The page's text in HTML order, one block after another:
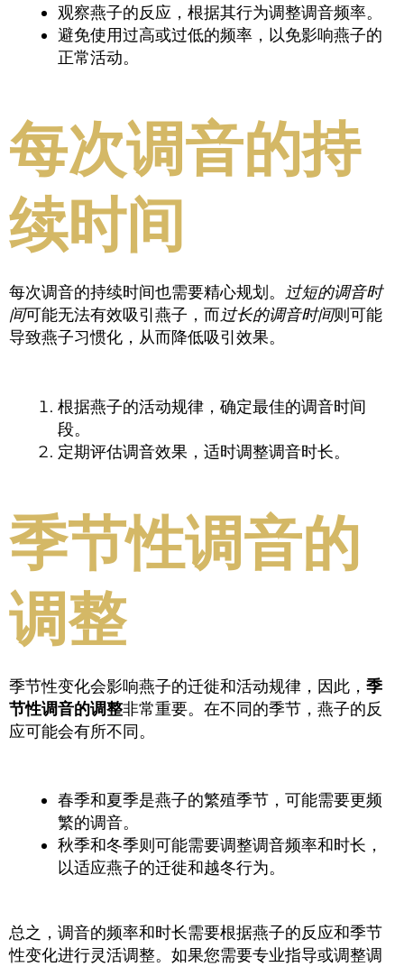
观察燕子的反应，根据其行为调整调音频率。
避免使用过高或过低的频率，以免影响燕子的
正常活动。
每次调音的持
续时间
每次调音的持续时间也需要精心规划。 过短的调音时
间可能无法有效吸引燕子，而过长的调音时间则可能
导致燕子习惯化，从而降低吸引效果。
根据燕子的活动规律，确定最佳的调音时间
段。
定期评估调音效果，适时调整调音时长。
季节性调音的
调整
季节性变化会影响燕子的迁徙和活动规律，因此， 季
节性调音的调整非常重要。在不同的季节，燕子的反
应可能会有所不同。
春季和夏季是燕子的繁殖季节，可能需要更频
繁的调音。
秋季和冬季则可能需要调整调音频率和时长，
以适应燕子的迁徙和越冬行为。
总之，调音的频率和时长需要根据燕子的反应和季节
性变化进行灵活调整。如果您需要专业指导或调整调